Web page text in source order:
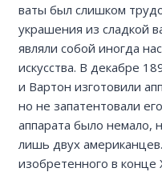
ваты был слишком
украшения из сладкой
являли собой иногда
искусства. В декабре
и Вартон изготовили
но не запатентовали
аппарата было немало,
лишь двух
изобретенного в конце